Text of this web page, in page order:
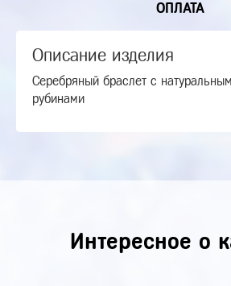
ОПЛАТА
Описание изделия
Серебряный браслет с
рубинами
Интересное о